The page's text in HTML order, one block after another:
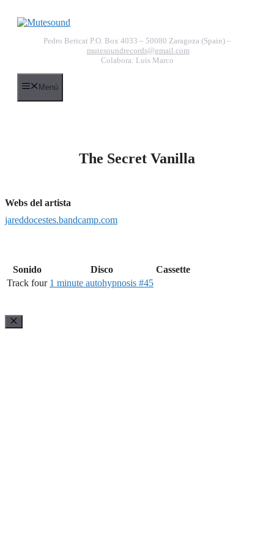
Pedro Bericat P.O. Box 4033 – 50080 Zaragoza (Spain) –
mutesoundrecords@gmail.com
Colabora: Luis Marco
Menú
The Secret Vanilla
Webs del artista
jareddocestes.bandcamp.com
Sonido Disco
Cassette
Track four 1 minute autohypnosis #45
Cerrar